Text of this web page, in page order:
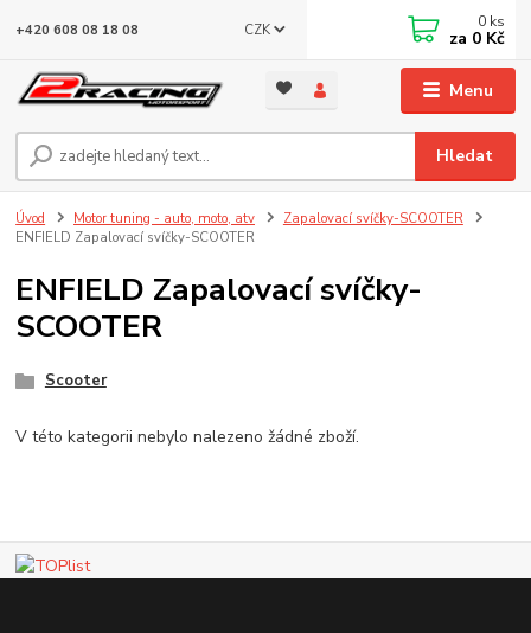
Menu
CZK
Hledat
+420 608 08 18 08 0 ks
za 0 Kč
Úvod Motor tuning - auto, moto, atv
Zapalovací svíčky-SCOOTER
ENFIELD Zapalovací svíčky-SCOOTER
ENFIELD Zapalovací svíčky-
SCOOTER
Scooter
V této kategorii nebylo nalezeno žádné zboží.